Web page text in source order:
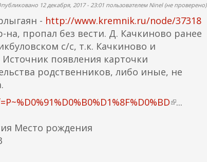
12 декабря, 2017 - 23:01 пользователемNinel (не проверено)
- http://www.kremnik.ru/node/37318
на, пропал без вести. Д. Качкиново ранее
с/с, т.к. Качкиново и
появления карточки
родственников, либо иные, не
( ...
Место рождения